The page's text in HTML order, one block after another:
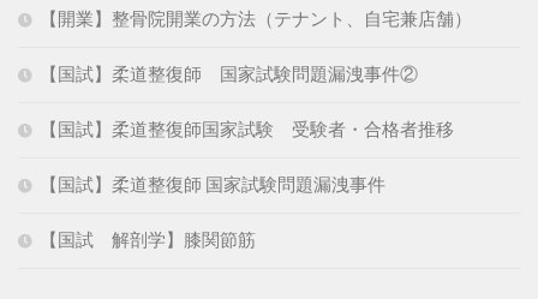
【開業】整骨院開業の方法（テナント、自宅兼店舗）
【国試】柔道整復師 国家試験問題漏洩事件②
【国試】柔道整復師国家試験 受験者・合格者推移
【国試】柔道整復師 国家試験問題漏洩事件
【国試 解剖学】膝関節筋